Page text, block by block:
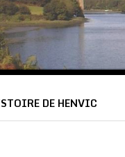
DE HENVIC